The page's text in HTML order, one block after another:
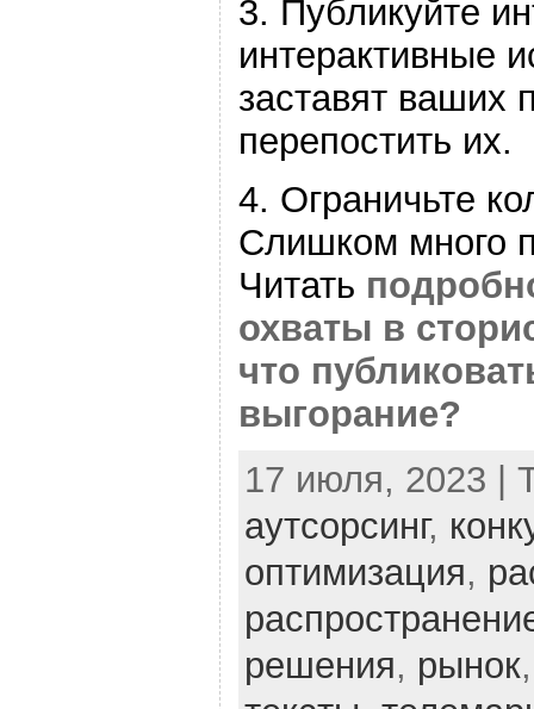
3. Публикуйте
интерактивные
заставят ваших
перепостить их.
4. Ограничьте
Слишком много
Читать
охваты в
что
выгорание?
17 июля, 2023 |
аутсорсинг,
оптимизация,
решения, рынок